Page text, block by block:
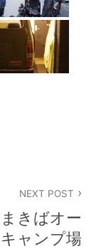
NEXT POST
きばオー
キャンプ場